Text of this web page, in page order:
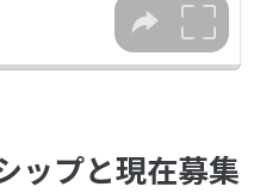
ップと現在募集